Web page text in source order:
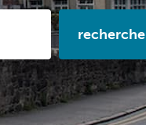
recherche